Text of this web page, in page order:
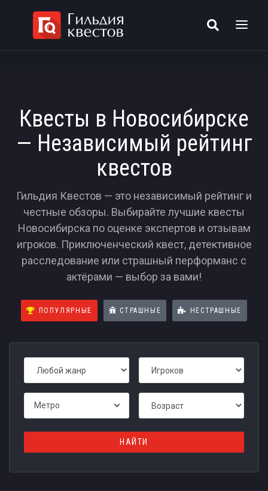
Квесты в Новосибирске
— Независимый рейтинг
квестов
Гильдия Квестов — это независимый рейтинг и
честные обзоры. Выбирайте лучшие квесты
Новосибирска по оценке экспертов и отзывам
игроков. Приключенческий квест, детективное
расследование или страшный перформанс с
актёрами — выбор за вами!
ПОПУЛЯРНЫЕ СТРАШНЫЕ НЕСТРАШНЫЕ
Метро